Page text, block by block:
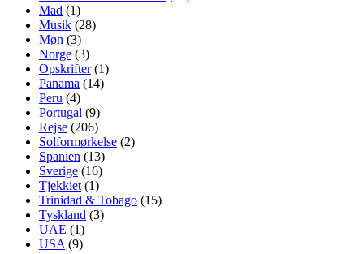
Mad (1)
Musik (28)
Møn (3)
Norge (3)
Opskrifter(1)
Panama (14)
Peru (4)
Portugal (9)
Rejse (206)
Solformørkelse (2)
Spanien (13)
Sverige (16)
Tjekkiet (1)
Trinidad & Tobago (15)
Tyskland (3)
UAE (1)
USA (9)